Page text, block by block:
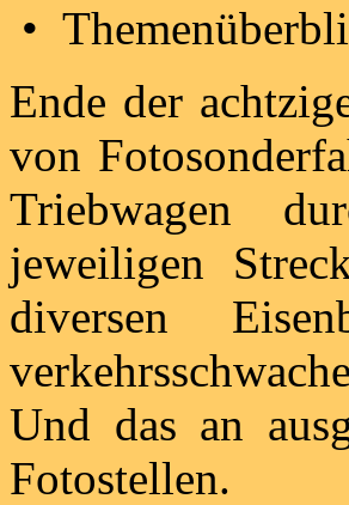
•
Ende der
von
Triebwagen
jeweiligen
diversen
Und das an
Fotostellen.